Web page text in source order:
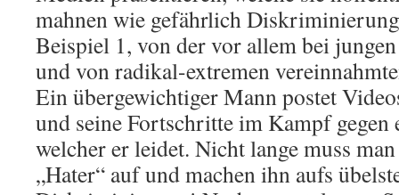
mahnen wie gefährlich
Beispiel 1, von der vor allem bei
und von radikal-extremen
Ein übergewichtiger Mann postet
und seine Fortschritte im Kampf gegen
welcher er leidet. Nicht lange muss
„Hater“ auf und machen ihn aufs